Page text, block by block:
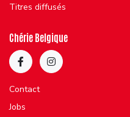
Titres diffusés
Chérie Belgique
Contact
Jobs